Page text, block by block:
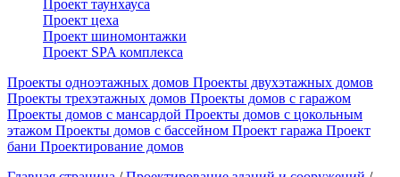
Проект таунхауса
Проект цеха
Проект шиномонтажки
Проект SPA комплекса
Проекты одноэтажных домов Проекты двухэтажных домов
Проекты трехэтажных домов Проекты домов с гаражом
Проекты домов с мансардой Проекты домов с цокольным
этажом Проекты домов с бассейном Проект гаража Проект
бани Проектирование домов